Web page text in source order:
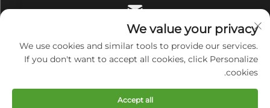
[email protected]
حقوق النسخ محفوظة © شركة فوجيان دايموند للتجهيزات الكهربائية
والميكانيكية المحدودة. جميع الحقوق محفوظة
We value your privacy
We use cookies and similar tools to provide our services.
If you don't want to accept all cookies, click Personalize
cookies.
Accept all